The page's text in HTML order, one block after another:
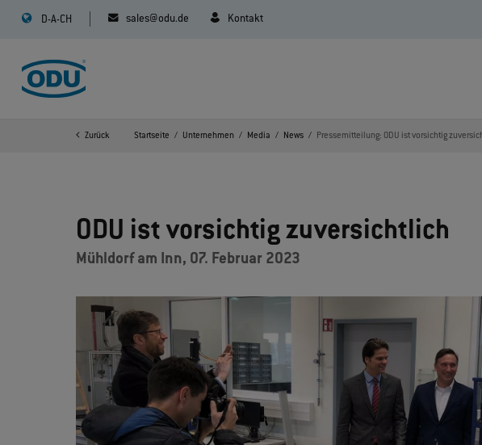
D-A-CH sales@odu.de Kontakt
Zurück Startseite Unternehmen Media News Pressemitteilung: ODU ist vorsichtig
ODU ist vorsichtig zuversichtlich
Mühldorf am Inn, 07. Februar 2023